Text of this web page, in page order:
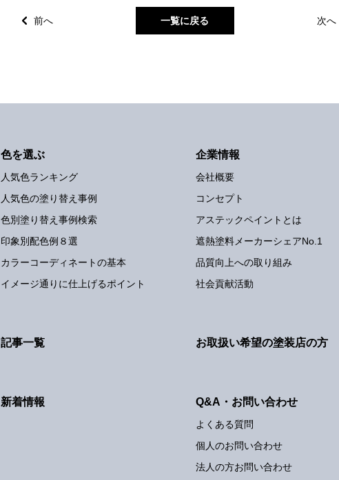
前へ 一覧に戻る 次へ
色を選ぶ
人気色ランキング
人気色の塗り替え事例
色別塗り替え事例検索
印象別配色例８選
カラーコーディネートの基本
イメージ通りに仕上げるポイント
記事一覧
新着情報
企業情報
会社概要
コンセプト
アステックペイントとは
遮熱塗料メーカーシェアNo.1
品質向上への取り組み
社会貢献活動
お取扱い希望の塗装店の方
Q&A・お問い合わせ
よくある質問
個人のお問い合わせ
法人の方お問い合わせ